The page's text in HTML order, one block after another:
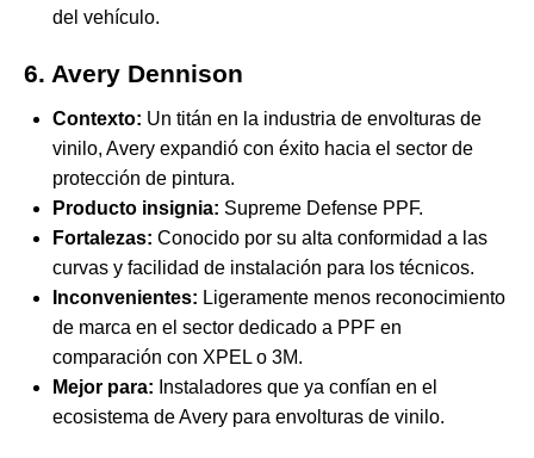
del vehículo.
6. Avery Dennison
Contexto: Un titán en la industria de envolturas de
vinilo, Avery expandió con éxito hacia el sector de
protección de pintura.
Producto insignia: Supreme Defense PPF.
Fortalezas: Conocido por su alta conformidad a las
curvas y facilidad de instalación para los técnicos.
Inconvenientes: Ligeramente menos reconocimiento
de marca en el sector dedicado a PPF en
comparación con XPEL o 3M.
Mejor para: Instaladores que ya confían en el
ecosistema de Avery para envolturas de vinilo.